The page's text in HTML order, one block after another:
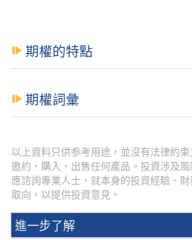
期權的特點
期權詞彙
以上資料只供参考用途，並沒有法律約
邀約、購入、出售任何產品。投資涉及
應諮詢專業人士，就本身的投資經驗、
取向，以提供投資意見。
進一步了解